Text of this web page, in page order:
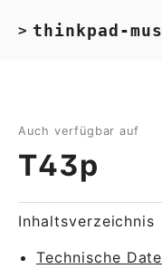
> thinkpad-
Auch verfügbar auf
T43p
Inhaltsverzeichnis
Technische